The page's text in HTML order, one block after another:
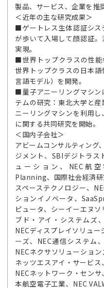
製品、サービス、企業を推
＜近年の主な研究成果＞
■ゲートレス生体認証シス
が歩いて入場して顔認証
実現。
■世界トップクラスの性能
世界トップクラスの日本
言語モデル）を開発。
■量子アニーリングマシン
テムの研究：東北大学と
ニーリングマシンを利用
に関する共同研究を開始。
＜国内子会社＞
アビームコンサルティング
ジメント、SBIデジトラス
ューション、NEC航
Planning、国際社会経済
スペーステクノロジー、
ションイノベータ、
ピュータ、シーイーエヌ
ブド・アイ・システムズ
NECディスプレイソリュ
ーズ、NEC通信システム
NECネクサソリューショ
ネッツエスアイ・サービス
NECネットワーク・セン
本航空電子工業、NEC